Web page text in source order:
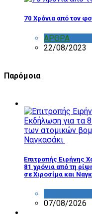
70 Χρόνια από τον
ΑΡΘΡΑ
22/08/2023
Παρόμοια
Επιτροπής Ειρήνης
81 χρόνια από τη
σε Χιροσίμα και
07/08/2026